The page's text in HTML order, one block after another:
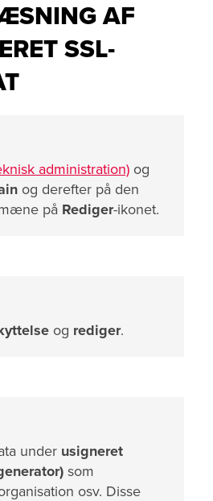
AF
SSL-
administration) og
og derefter på den
på Rediger-ikonet.
og rediger.
under usigneret
som
osv. Disse